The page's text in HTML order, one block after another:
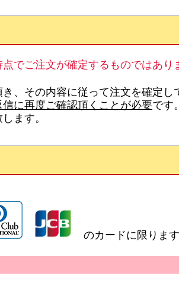
でご注文が確定するものではあり
、その内容に従って注文を確定し
に再度ご確認頂くことが必要です
ます。
のカードに限ります